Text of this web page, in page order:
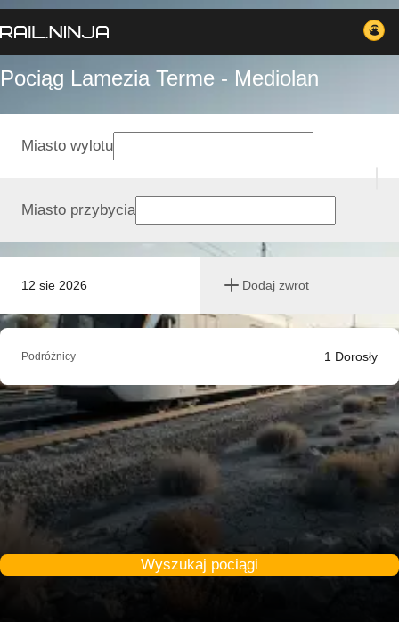
Pociąg Lamezia Terme - Mediolan
12 sie 2026 Dodaj zwrot
Miasto wylotu
Miasto przybycia
Podróżnicy 1 Dorosły
Wyszukaj pociągi